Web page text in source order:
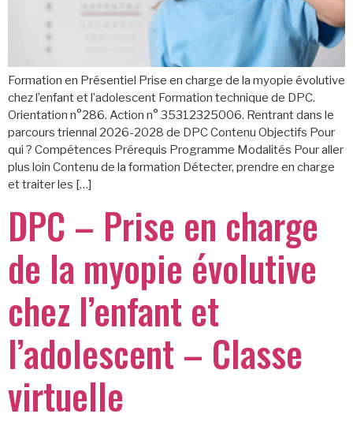
Formation en Présentiel Prise en charge de la myopie évolutive
chez l’enfant et l’adolescent Formation technique de DPC.
Orientation n°286. Action n° 35312325006. Rentrant dans le
parcours triennal 2026-2028 de DPC Contenu Objectifs Pour
qui ? Compétences Prérequis Programme Modalités Pour aller
plus loin Contenu de la formation Détecter, prendre en charge
et traiter les […]
DPC – Prise en charge
de la myopie évolutive
chez l’enfant et
l’adolescent – Classe
virtuelle